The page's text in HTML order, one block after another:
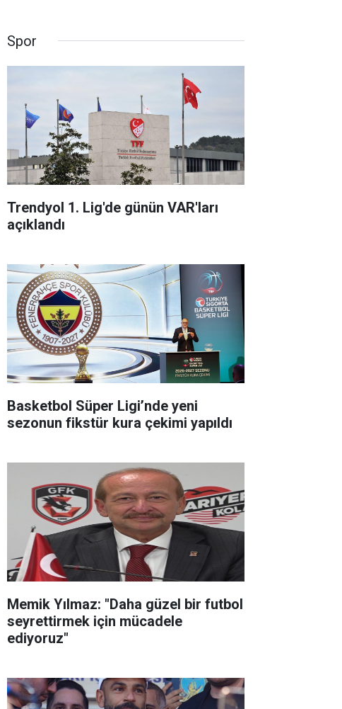
Spor
Trendyol 1. Lig'de günün VAR'ları
açıklandı
Basketbol Süper Ligi’nde yeni
sezonun fikstür kura çekimi yapıldı
Memik Yılmaz: "Daha güzel bir futbol
seyrettirmek için mücadele
ediyoruz"